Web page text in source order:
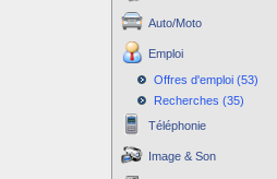
Auto/Moto
Emploi
Offres d'emploi (53)
Recherches (35)
Téléphonie
Image & Son